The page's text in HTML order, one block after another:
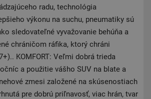
radu, technológia
výkonu na suchu, pneumatiky sú
sledovateľné vyvažovanie behúňa a
chráničom ráfika, ktorý chráni
KOMFORT: Veľmi dobrá trieda
a použitie vášho SUV na blate a
zmesi založené na skúsenostiach
pre dobrú priľnavosť, viac hrán, tvar